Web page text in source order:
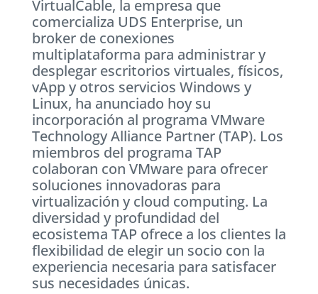
VirtualCable, la empresa que
comercializa UDS Enterprise, un
broker de conexiones
multiplataforma para administrar y
desplegar escritorios virtuales, físicos,
vApp y otros servicios Windows y
Linux, ha anunciado hoy su
incorporación al programa VMware
Technology Alliance Partner (TAP). Los
miembros del programa TAP
colaboran con VMware para ofrecer
soluciones innovadoras para
virtualización y cloud computing. La
diversidad y profundidad del
ecosistema TAP ofrece a los clientes la
flexibilidad de elegir un socio con la
experiencia necesaria para satisfacer
sus necesidades únicas.